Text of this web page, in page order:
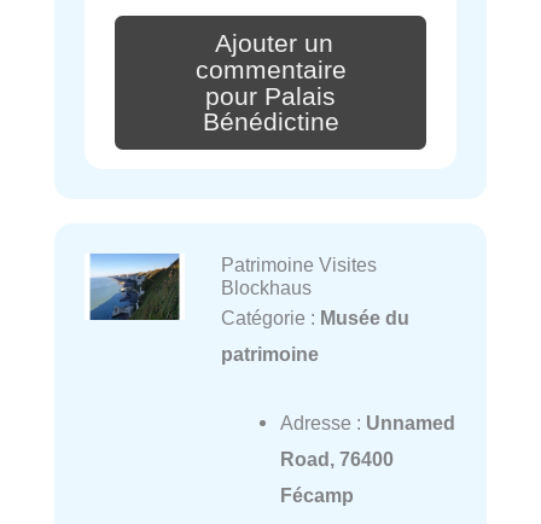
Ajouter un
commentaire
pour Palais
Bénédictine
Patrimoine Visites
Blockhaus
Catégorie : Musée du
patrimoine
Adresse : Unnamed
Road, 76400
Fécamp